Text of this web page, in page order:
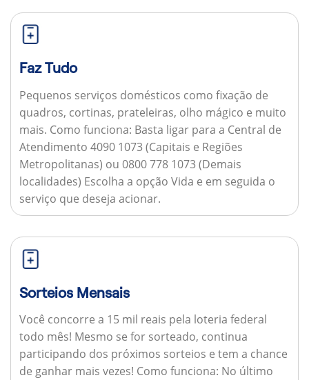
Faz Tudo
Pequenos serviços domésticos como fixação de
quadros, cortinas, prateleiras, olho mágico e muito
mais. Como funciona: Basta ligar para a Central de
Atendimento 4090 1073 (Capitais e Regiões
Metropolitanas) ou 0800 778 1073 (Demais
localidades) Escolha a opção Vida e em seguida o
serviço que deseja acionar.
Sorteios Mensais
Você concorre a 15 mil reais pela loteria federal
todo mês! Mesmo se for sorteado, continua
participando dos próximos sorteios e tem a chance
de ganhar mais vezes! Como funciona: No último